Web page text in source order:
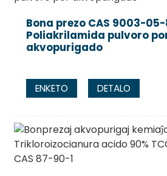
Bona prezo CAS 9003-05-
Poliakrilamida pulvoro
akvopurigado
ENKETO DETALO